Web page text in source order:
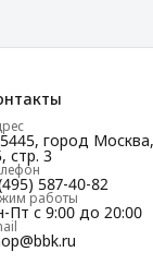
город
стр. 3
587-40-82
работы
Пт с 9:00 до 20:00